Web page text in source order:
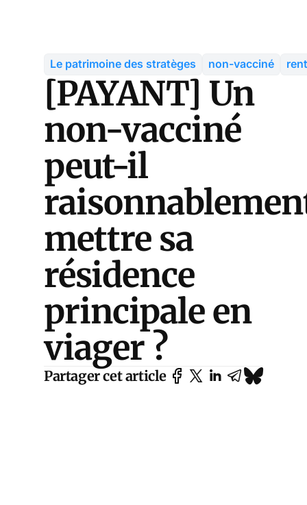
Le patrimoine des stratèges non-vacciné
[PAYANT] Un
non-vacciné
peut-il
mettre sa
résidence
principale en
viager ?
Partager cet article